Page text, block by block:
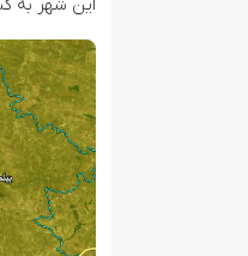
این شهر به